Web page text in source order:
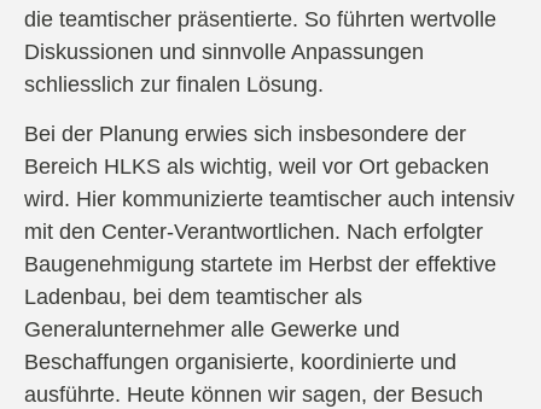
die teamtischer präsentierte. So führten wertvolle
Diskussionen und sinnvolle Anpassungen
schliesslich zur finalen Lösung.
Bei der Planung erwies sich insbesondere der
Bereich HLKS als wichtig, weil vor Ort gebacken
wird. Hier kommunizierte teamtischer auch intensiv
mit den Center-Verantwortlichen. Nach erfolgter
Baugenehmigung startete im Herbst der effektive
Ladenbau, bei dem teamtischer als
Generalunternehmer alle Gewerke und
Beschaffungen organisierte, koordinierte und
ausführte. Heute können wir sagen, der Besuch